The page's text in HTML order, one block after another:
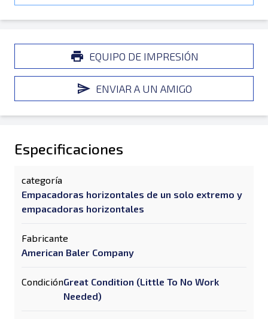
EQUIPO DE IMPRESIÓN
ENVIAR A UN AMIGO
Especificaciones
categoría
Empacadoras horizontales de un solo extremo y
empacadoras horizontales
Fabricante
American Baler Company
CondiciónGreat Condition (Little To No Work
Needed)